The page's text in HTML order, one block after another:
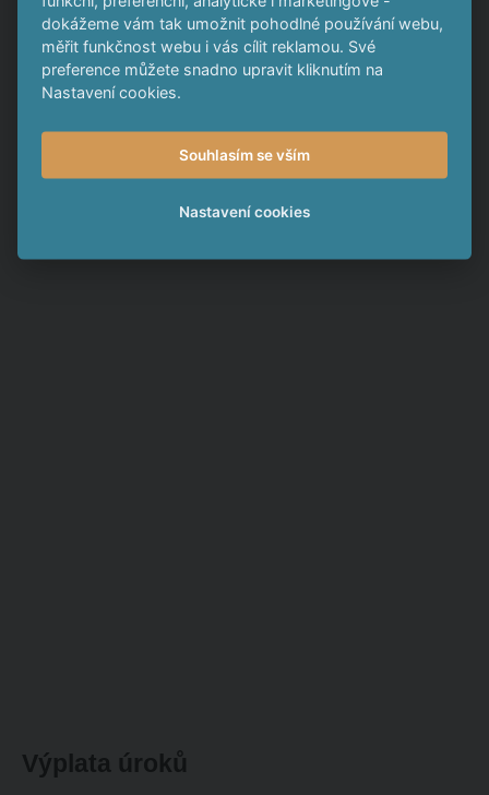
Chat pro investory
Zde se můžete dohodnout na společném
postupu
Výplata úroků
dokážeme vám tak umožnit pohodlné používání webu,
měřit funkčnost webu i vás cílit reklamou. Své
preference můžete snadno upravit kliknutím na
Nastavení cookies.
Souhlasím se vším
Nastavení cookies